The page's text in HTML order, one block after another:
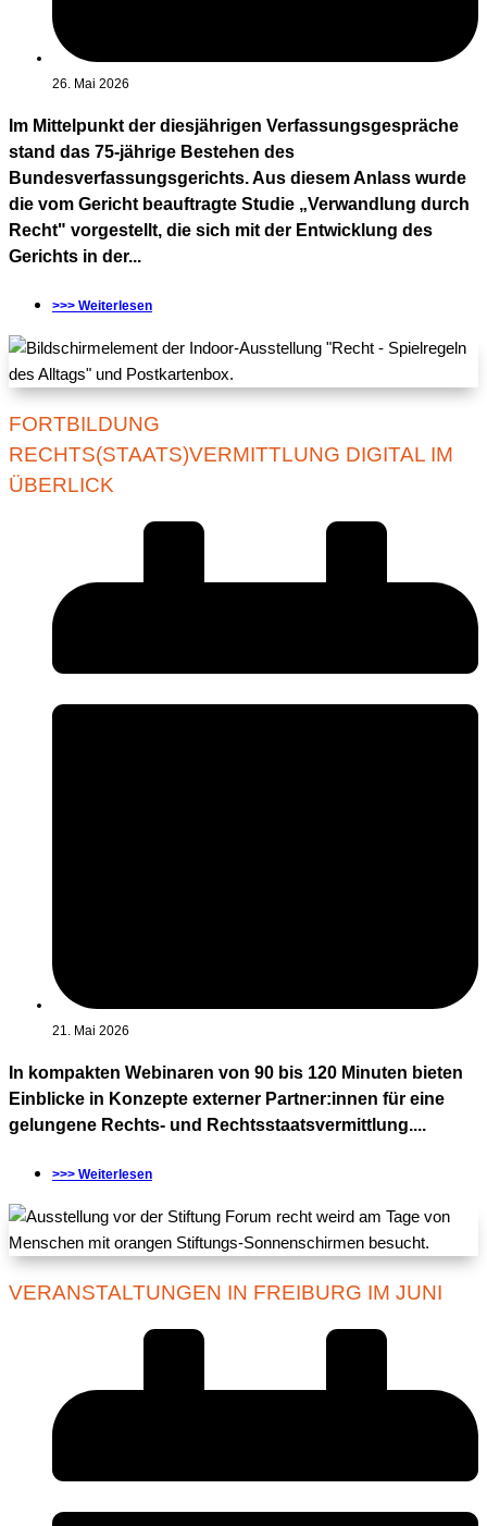
26. Mai 2026
Im Mittelpunkt der diesjährigen Verfassungsgespräche
stand das 75-jährige Bestehen des
Bundesverfassungsgerichts. Aus diesem Anlass wurde
die vom Gericht beauftragte Studie „Verwandlung durch
Recht" vorgestellt, die sich mit der Entwicklung des
Gerichts in der...
>>> Weiterlesen
FORTBILDUNG
RECHTS(STAATS)VERMITTLUNG DIGITAL IM
ÜBERLICK
21. Mai 2026
In kompakten Webinaren von 90 bis 120 Minuten bieten
Einblicke in Konzepte externer Partner:innen für eine
gelungene Rechts- und Rechtsstaatsvermittlung....
>>> Weiterlesen
VERANSTALTUNGEN IN FREIBURG IM JUNI